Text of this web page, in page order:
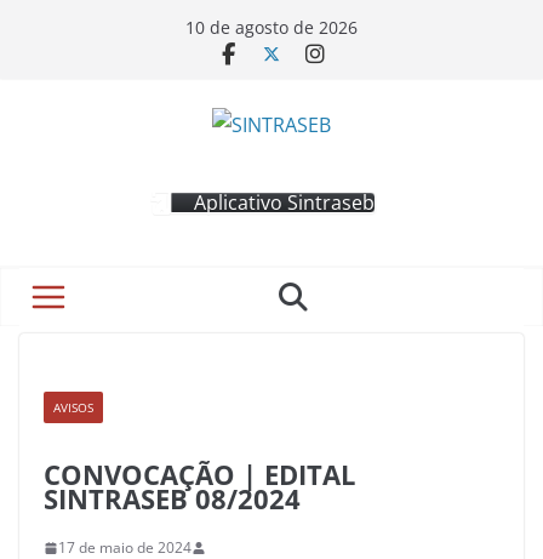
10 de agosto de 2026
Aplicativo Sintraseb
AVISOS
CONVOCAÇÃO | EDITAL
SINTRASEB 08/2024
17 de maio de 2024